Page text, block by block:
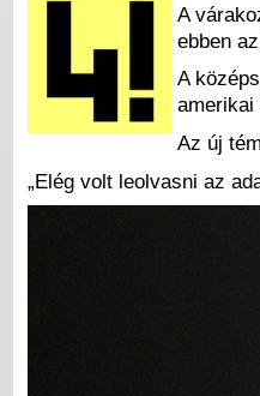
A
ebben
A
amerikai
Az új
„Elég volt leolvasni az